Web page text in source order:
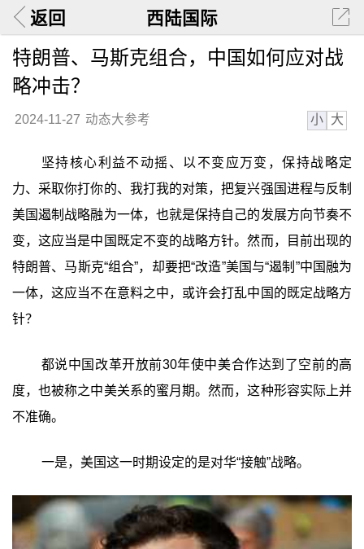
返回 西陆国际
特朗普、马斯克组合，中国如何应对战
略冲击？
2024-11-27 动态大参考 小 大
坚持核心利益不动摇、以不变应万变，保持战略定
力、采取你打你的、我打我的对策，把复兴强国进程与反制
美国遏制战略融为一体，也就是保持自己的发展方向节奏不
变，这应当是中国既定不变的战略方针。然而，目前出现的
特朗普、马斯克“组合”，却要把“改造”美国与“遏制”中国融为
一体，这应当不在意料之中，或许会打乱中国的既定战略方
针？
都说中国改革开放前30年使中美合作达到了空前的高
度，也被称之中美关系的蜜月期。然而，这种形容实际上并
不准确。
一是，美国这一时期设定的是对华“接触”战略。